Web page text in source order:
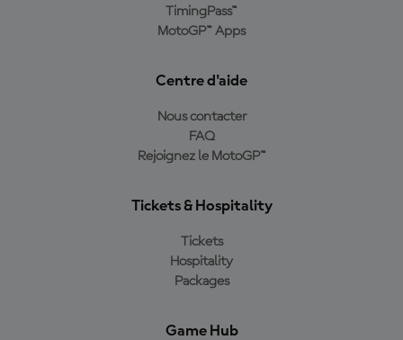
TimingPass™
MotoGP™ Apps
Centre d'aide
Nous contacter
FAQ
Rejoignez le MotoGP™
Tickets & Hospitality
Tickets
Hospitality
Packages
Game Hub